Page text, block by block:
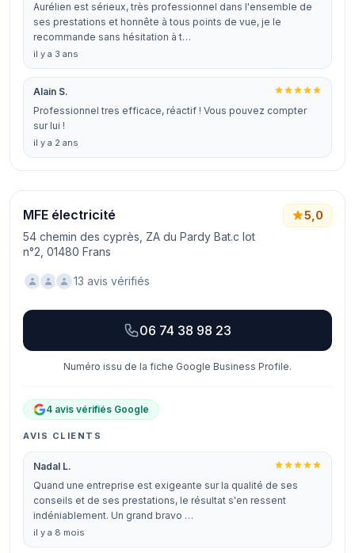
Aurélien est sérieux, très professionnel dans l'ensemble de
ses prestations et honnête à tous points de vue, je le
recommande sans hésitation à t…
il y a 3 ans
Alain S.
Professionnel tres efficace, réactif ! Vous pouvez compter
sur lui !
il y a 2 ans
MFE électricité
54 chemin des cyprès, ZA du Pardy Bat.c lot
n°2, 01480 Frans
5,0
13 avis vérifiés
06 74 38 98 23
Numéro issu de la fiche Google Business Profile.
4 avis vérifiés Google
AVIS CLIENTS
Nadal L.
Quand une entreprise est exigeante sur la qualité de ses
conseils et de ses prestations, le résultat s'en ressent
indéniablement. Un grand bravo …
il y a 8 mois